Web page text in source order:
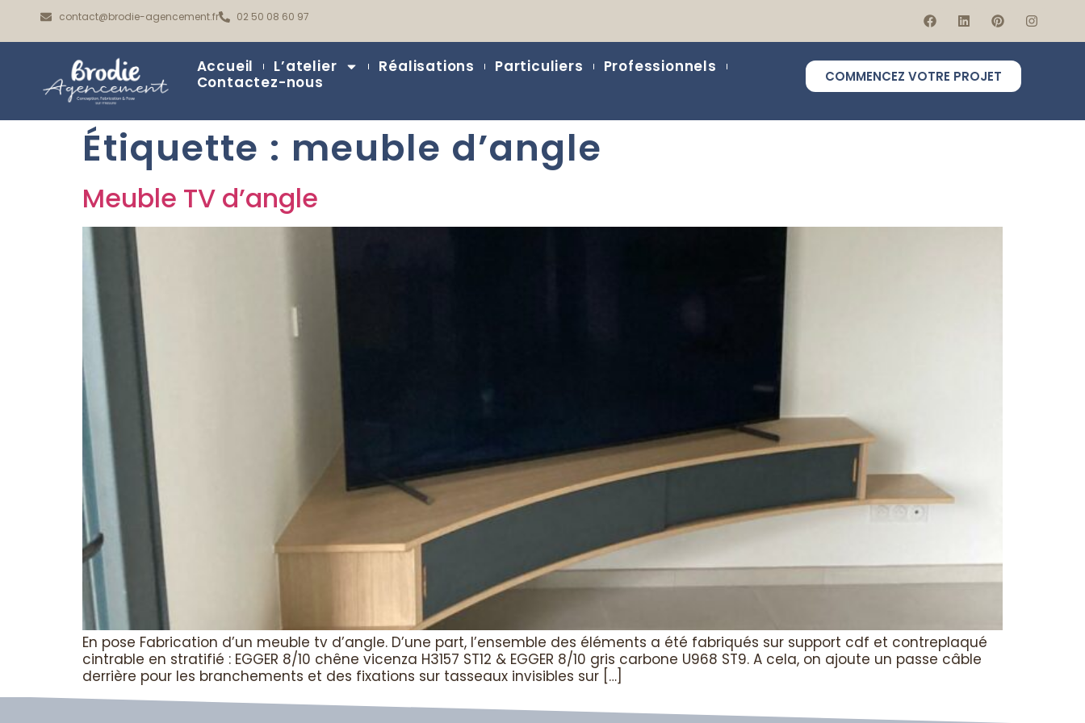
contact@brodie-agencement.fr 02 50 08 60 97
Accueil L’atelier Réalisations Particuliers
Professionnels
Contactez-nous
COMMENCEZ VOTRE PROJET
Étiquette : meuble d’angle
Meuble TV d’angle
En pose Fabrication d’un meuble tv d’angle. D’une part, l’ensemble des éléments a été fabriqués sur support cdf et contreplaqué
cintrable en stratifié : EGGER 8/10 chêne vicenza H3157 ST12 & EGGER 8/10 gris carbone U968 ST9. A cela, on ajoute un passe câble
derrière pour les branchements et des fixations sur tasseaux invisibles sur […]